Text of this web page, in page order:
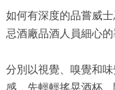
如何有深度的品嘗威
忌酒廠品酒人員細心的
分別以視覺、嗅覺和